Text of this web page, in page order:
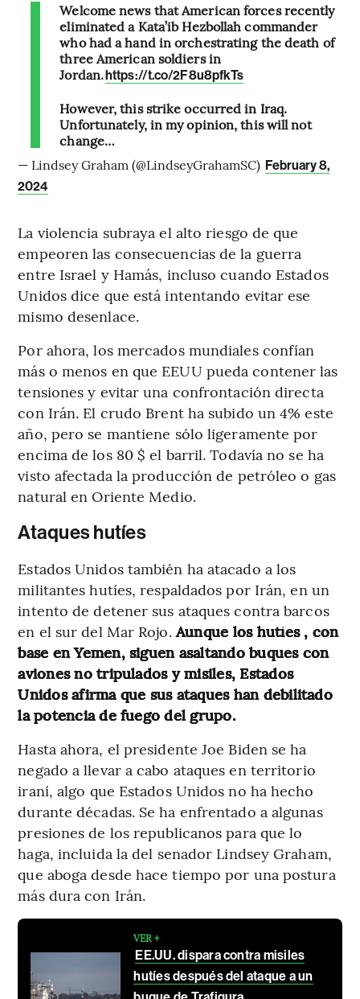
Welcome news that American forces recently
eliminated a Kata’ib Hezbollah commander
who had a hand in orchestrating the death of
three American soldiers in
Jordan. https://t.co/2F8u8pfkTs
However, this strike occurred in Iraq.
Unfortunately, in my opinion, this will not
change…
— Lindsey Graham (@LindseyGrahamSC) February 8,
2024
La violencia subraya el alto riesgo de que
empeoren las consecuencias de la guerra
entre Israel y Hamás, incluso cuando Estados
Unidos dice que está intentando evitar ese
mismo desenlace.
Por ahora, los mercados mundiales confían
más o menos en que EEUU pueda contener las
tensiones y evitar una confrontación directa
con Irán. El crudo Brent ha subido un 4% este
año, pero se mantiene sólo ligeramente por
encima de los 80 $ el barril. Todavía no se ha
visto afectada la producción de petróleo o gas
natural en Oriente Medio.
Ataques hutíes
Estados Unidos también ha atacado a los
militantes hutíes, respaldados por Irán, en un
intento de detener sus ataques contra barcos
en el sur del Mar Rojo.Aunque los hutíes , con
base en Yemen, siguen asaltando buques con
aviones no tripulados y misiles, Estados
Unidos afirma que sus ataques han debilitado
la potencia de fuego del grupo.
Hasta ahora, el presidente Joe Biden se ha
negado a llevar a cabo ataques en territorio
iraní, algo que Estados Unidos no ha hecho
durante décadas. Se ha enfrentado a algunas
presiones de los republicanos para que lo
haga, incluida la del senador Lindsey Graham,
que aboga desde hace tiempo por una postura
más dura con Irán.
VER +
EE.UU. dispara contra misiles
hutíes después del ataque a un